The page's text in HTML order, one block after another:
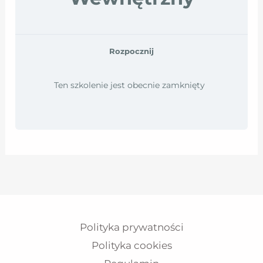
Rozpocznij
Ten szkolenie jest obecnie zamknięty
Polityka prywatności
Polityka cookies